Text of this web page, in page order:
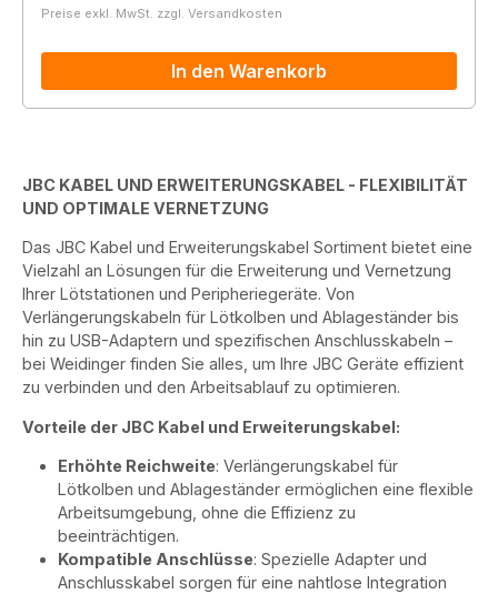
Preise exkl. MwSt. zzgl. Versandkosten
In den Warenkorb
JBC KABEL UND ERWEITERUNGSKABEL - FLEXIBILITÄT
UND OPTIMALE VERNETZUNG
Das JBC Kabel und Erweiterungskabel Sortiment bietet eine
Vielzahl an Lösungen für die Erweiterung und Vernetzung
Ihrer Lötstationen und Peripheriegeräte. Von
Verlängerungskabeln für Lötkolben und Ablageständer bis
hin zu USB-Adaptern und spezifischen Anschlusskabeln –
bei Weidinger finden Sie alles, um Ihre JBC Geräte effizient
zu verbinden und den Arbeitsablauf zu optimieren.
Vorteile der JBC Kabel und Erweiterungskabel:
Erhöhte Reichweite: Verlängerungskabel für
Lötkolben und Ablageständer ermöglichen eine flexible
Arbeitsumgebung, ohne die Effizienz zu
beeinträchtigen.
Kompatible Anschlüsse: Spezielle Adapter und
Anschlusskabel sorgen für eine nahtlose Integration